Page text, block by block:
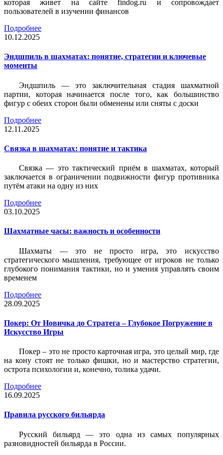
которая живет на сайте findog.ru и сопровождает
пользователей в изучении финансов
Подробнее
10.12.2025
Эндшпиль в шахматах: понятие, стратегии и ключевые
моменты
Эндшпиль — это заключительная стадия шахматной
партии, которая начинается после того, как большинство
фигур с обеих сторон были обменены или сняты с доски
Подробнее
12.11.2025
Связка в шахматах: понятие и тактика
Связка — это тактический приём в шахматах, который
заключается в ограничении подвижности фигур противника
путём атаки на одну из них
Подробнее
03.10.2025
Шахматные часы: важность и особенности
Шахматы — это не просто игра, это искусство
стратегического мышления, требующее от игроков не только
глубокого понимания тактики, но и умения управлять своим
временем
Подробнее
28.09.2025
Покер: От Новичка до Стратега – Глубокое Погружение в
Искусство Игры
Покер – это не просто карточная игра, это целый мир, где
на кону стоят не только фишки, но и мастерство стратегии,
острота психологии и, конечно, толика удачи.
Подробнее
16.09.2025
Правила русского бильярда
Русский бильярд — это одна из самых популярных
разновидностей бильярда в России.